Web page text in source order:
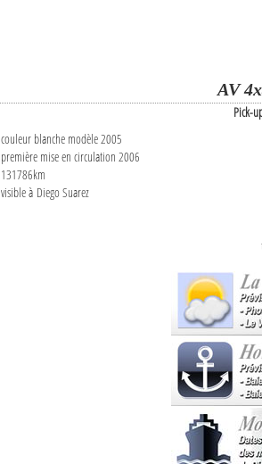
AV
Pick-
couleur blanche modèle 2005
première mise en circulation 2006
131786km
visible à Diego Suarez